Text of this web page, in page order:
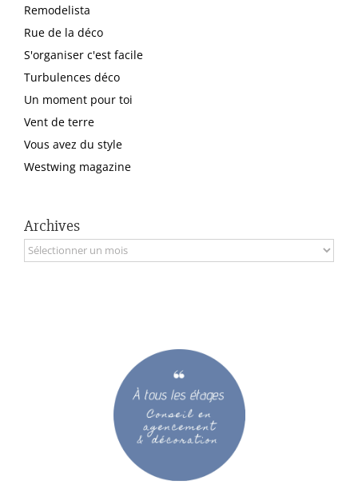
Remodelista
Rue de la déco
S'organiser c'est facile
Turbulences déco
Un moment pour toi
Vent de terre
Vous avez du style
Westwing magazine
Archives
Archives